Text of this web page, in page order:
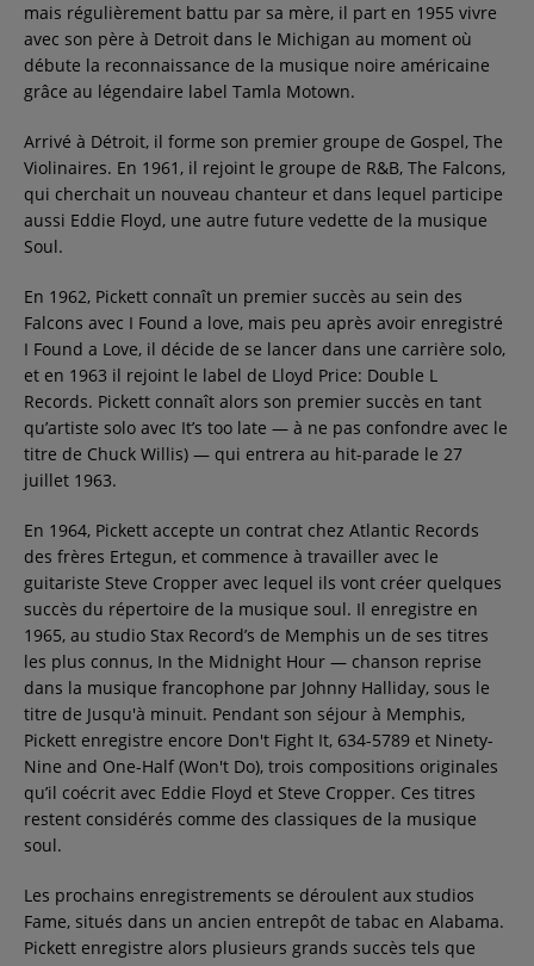
mais régulièrement battu par sa mère, il part en 1955 vivre
avec son père à Detroit dans le Michigan au moment où
débute la reconnaissance de la musique noire américaine
grâce au légendaire label Tamla Motown.
Arrivé à Détroit, il forme son premier groupe de Gospel, The
Violinaires. En 1961, il rejoint le groupe de R&B, The Falcons,
qui cherchait un nouveau chanteur et dans lequel participe
aussi Eddie Floyd, une autre future vedette de la musique
Soul.
En 1962, Pickett connaît un premier succès au sein des
Falcons avec I Found a love, mais peu après avoir enregistré
I Found a Love, il décide de se lancer dans une carrière solo,
et en 1963 il rejoint le label de Lloyd Price: Double L
Records. Pickett connaît alors son premier succès en tant
qu’artiste solo avec It’s too late — à ne pas confondre avec le
titre de Chuck Willis) — qui entrera au hit-parade le 27
juillet 1963.
En 1964, Pickett accepte un contrat chez Atlantic Records
des frères Ertegun, et commence à travailler avec le
guitariste Steve Cropper avec lequel ils vont créer quelques
succès du répertoire de la musique soul. Il enregistre en
1965, au studio Stax Record’s de Memphis un de ses titres
les plus connus, In the Midnight Hour — chanson reprise
dans la musique francophone par Johnny Halliday, sous le
titre de Jusqu'à minuit. Pendant son séjour à Memphis,
Pickett enregistre encore Don't Fight It, 634-5789 et Ninety-
Nine and One-Half (Won't Do), trois compositions originales
qu’il coécrit avec Eddie Floyd et Steve Cropper. Ces titres
restent considérés comme des classiques de la musique
soul.
Les prochains enregistrements se déroulent aux studios
Fame, situés dans un ancien entrepôt de tabac en Alabama.
Pickett enregistre alors plusieurs grands succès tels que